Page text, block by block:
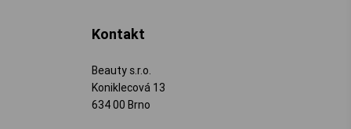
Kontakt
Beauty s.r.o.
Koniklecová 13
634 00 Brno